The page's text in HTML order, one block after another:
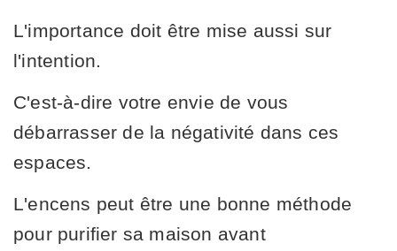
L'importance doit être mise aussi sur
l'intention.
C'est-à-dire votre envie de vous
débarrasser de la négativité dans ces
espaces.
L'encens peut être une bonne méthode
pour purifier sa maison avant